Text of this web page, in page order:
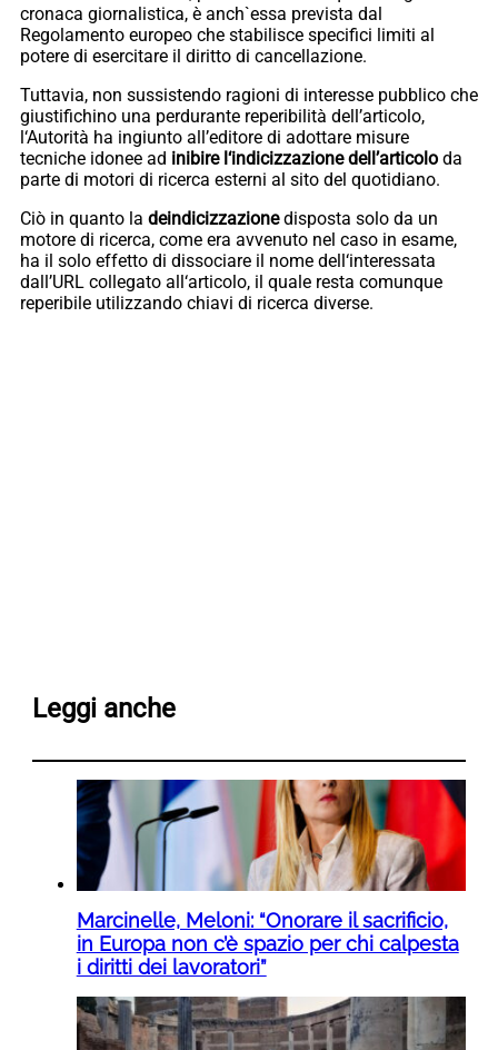
cronaca giornalistica, è anch`essa prevista dal
Regolamento europeo che stabilisce specifici limiti al
potere di esercitare il diritto di cancellazione.
Tuttavia, non sussistendo ragioni di interesse pubblico che
giustifichino una perdurante reperibilità dell’articolo,
l‘Autorità ha ingiunto all’editore di adottare misure
tecniche idonee ad inibire l‘indicizzazione dell’articolo da
parte di motori di ricerca esterni al sito del quotidiano.
Ciò in quanto la deindicizzazionedisposta solo da un
motore di ricerca, come era avvenuto nel caso in esame,
ha il solo effetto di dissociare il nome dell‘interessata
dall’URL collegato all‘articolo, il quale resta comunque
reperibile utilizzando chiavi di ricerca diverse.
Leggi anche
Marcinelle, Meloni: “Onorare il sacrificio,
in Europa non c’è spazio per chi calpesta
i diritti dei lavoratori”